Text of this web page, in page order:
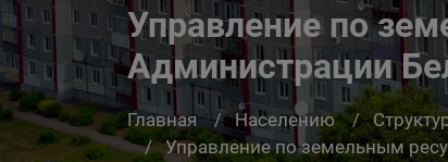
Управление по
Администрации
Главная Населению
Управление по земельным